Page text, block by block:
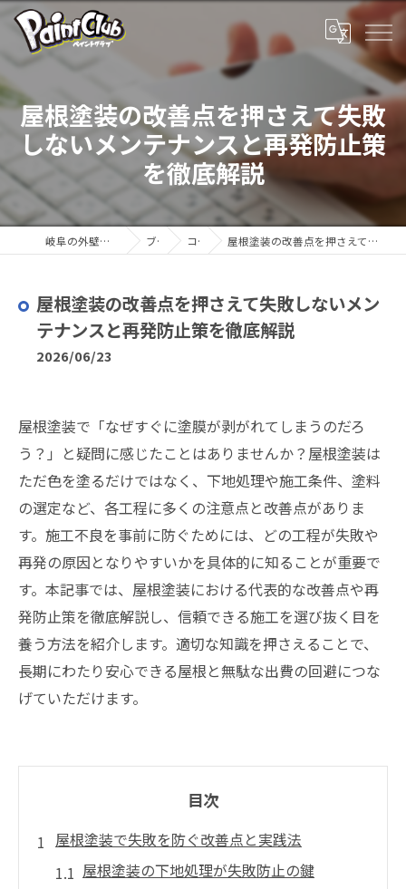
屋根塗装の改善点を押さえて失敗
しないメンテナンスと再発防止策
を徹底解説
岐阜の外壁塗装ならペイントクラブ ブログ コラム 屋根塗装の改善点を押さえて失敗しないメンテナンスと再発防止策を徹底解説
屋根塗装の改善点を押さえて失敗しないメン
テナンスと再発防止策を徹底解説
2026/06/23
屋根塗装で「なぜすぐに塗膜が剥がれてしまうのだろ
う？」と疑問に感じたことはありませんか？屋根塗装は
ただ色を塗るだけではなく、下地処理や施工条件、塗料
の選定など、各工程に多くの注意点と改善点がありま
す。施工不良を事前に防ぐためには、どの工程が失敗や
再発の原因となりやすいかを具体的に知ることが重要で
す。本記事では、屋根塗装における代表的な改善点や再
発防止策を徹底解説し、信頼できる施工を選び抜く目を
養う方法を紹介します。適切な知識を押さえることで、
長期にわたり安心できる屋根と無駄な出費の回避につな
げていただけます。
目次
屋根塗装で失敗を防ぐ改善点と実践法
屋根塗装の下地処理が失敗防止の鍵